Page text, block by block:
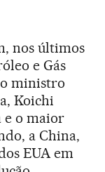
nos últimos
e Gás
ministro
Koichi
e o maior
a China,
EUA em